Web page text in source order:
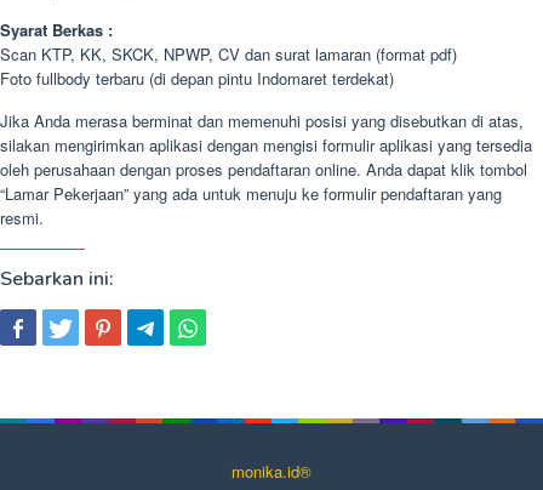
Syarat Berkas :
Scan KTP, KK, SKCK, NPWP, CV dan surat lamaran (format pdf)
Foto fullbody terbaru (di depan pintu Indomaret terdekat)
Jika Anda merasa berminat dan memenuhi posisi yang disebutkan di atas,
silakan mengirimkan aplikasi dengan mengisi formulir aplikasi yang tersedia
oleh perusahaan dengan proses pendaftaran online. Anda dapat klik tombol
“Lamar Pekerjaan” yang ada untuk menuju ke formulir pendaftaran yang
resmi.
Sebarkan ini:
monika.id®